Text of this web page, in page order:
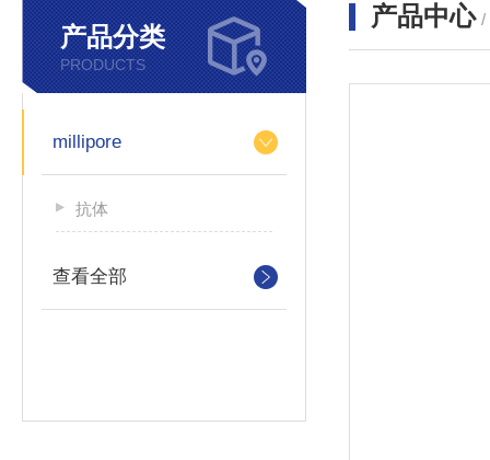
产品分类
PRODUCTS
millipore
抗体
查看全部
产品中心 /